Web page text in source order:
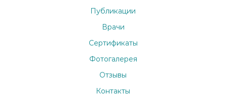
Публикации
Врачи
Сертификаты
Фотогалерея
Отзывы
Контакты